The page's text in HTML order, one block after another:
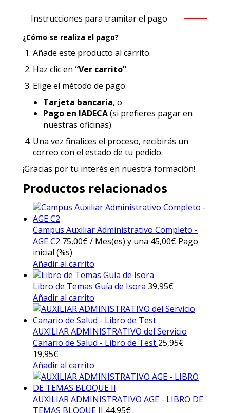
Instrucciones para tramitar el pago
¿Cómo se realiza el pago?
Añade este producto al carrito.
Haz clic en “Ver carrito”.
Elige el método de pago:
Tarjeta bancaria, o
Pago en IADECA(si prefieres pagar en
nuestras oficinas).
Una vez finalices el proceso, recibirás un
correo con el estado de tu pedido.
¡Gracias por tu interés en nuestra formación!
Productos relacionados
Campus Auxiliar Administrativo Completo -
AGE C2 75,00€/ Mes(es) y una 45,00€ Pago
inicial (%s)
Añadir al carrito
Libro de Temas Guía de Isora 39,95€
Añadir al carrito
AUXILIAR ADMINISTRATIVO del Servicio
Canario de Salud - Libro de Test25,95€
El
precio
original
era:
25,95€.
19,95€
precio
actual
es:
19,95€.
Añadir al carrito
AUXILIAR ADMINISTRATIVO AGE - LIBRO DE
TEMAS BLOQUE II 44,95€